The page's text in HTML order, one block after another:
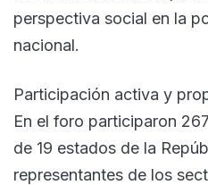
perspectiva social en la
nacional.
Participación activa y
En el foro participaron
de 19 estados de la
representantes de los